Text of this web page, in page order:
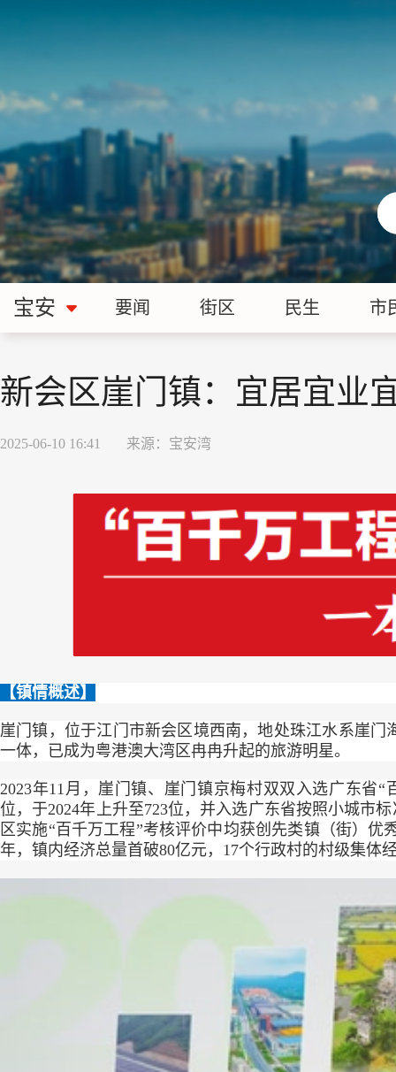
宝安 要闻 街区 民生 市
新会区崖门镇：宜居宜业
2025-06-10 16:41 来源： 宝安湾
【镇情概述】
崖门镇，位于江门市新会区境西南，地处珠江水系崖门
一体，已成为粤港澳大湾区冉冉升起的旅游明星。
2023年11月，崖门镇、崖门镇京梅村双双入选广东省
位，于2024年上升至723位，并入选广东省按照小城市
区实施“百千万工程”考核评价中均获创先类镇（街）
年，镇内经济总量首破80亿元，17个行政村的村级集体